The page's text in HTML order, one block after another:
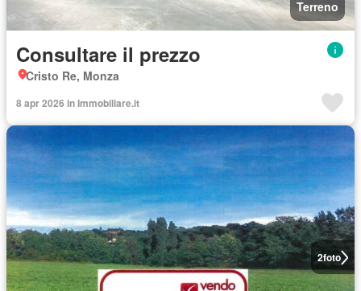
Terreno
Consultare il prezzo
Cristo Re, Monza
8 apr 2026 in Immobiliare.it
2foto